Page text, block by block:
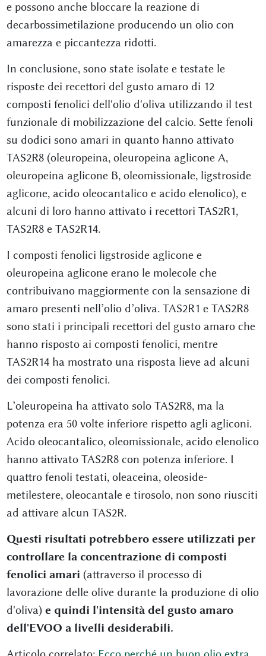
e possono anche bloccare la reazione di
decarbossimetilazione producendo un olio con
amarezza e piccantezza ridotti.
In conclusione, sono state isolate e testate le
risposte dei recettori del gusto amaro di 12
composti fenolici dell'olio d'oliva utilizzando il test
funzionale di mobilizzazione del calcio. Sette fenoli
su dodici sono amari in quanto hanno attivato
TAS2R8 (oleuropeina, oleuropeina aglicone A,
oleuropeina aglicone B, oleomissionale, ligstroside
aglicone, acido oleocantalico e acido elenolico), e
alcuni di loro hanno attivato i recettori TAS2R1,
TAS2R8 e TAS2R14.
I composti fenolici ligstroside aglicone e
oleuropeina aglicone erano le molecole che
contribuivano maggiormente con la sensazione di
amaro presenti nell’olio d’oliva. TAS2R1 e TAS2R8
sono stati i principali recettori del gusto amaro che
hanno risposto ai composti fenolici, mentre
TAS2R14 ha mostrato una risposta lieve ad alcuni
dei composti fenolici.
L’oleuropeina ha attivato solo TAS2R8, ma la
potenza era 50 volte inferiore rispetto agli agliconi.
Acido oleocantalico, oleomissionale, acido elenolico
hanno attivato TAS2R8 con potenza inferiore. I
quattro fenoli testati, oleaceina, oleoside-
metilestere, oleocantale e tirosolo, non sono riusciti
ad attivare alcun TAS2R.
Questi risultati potrebbero essere utilizzati per
controllare la concentrazione di composti
fenolici amari (attraverso il processo di
lavorazione delle olive durante la produzione di olio
d'oliva) e quindi l'intensità del gusto amaro
dell'EVOO a livelli desiderabili.